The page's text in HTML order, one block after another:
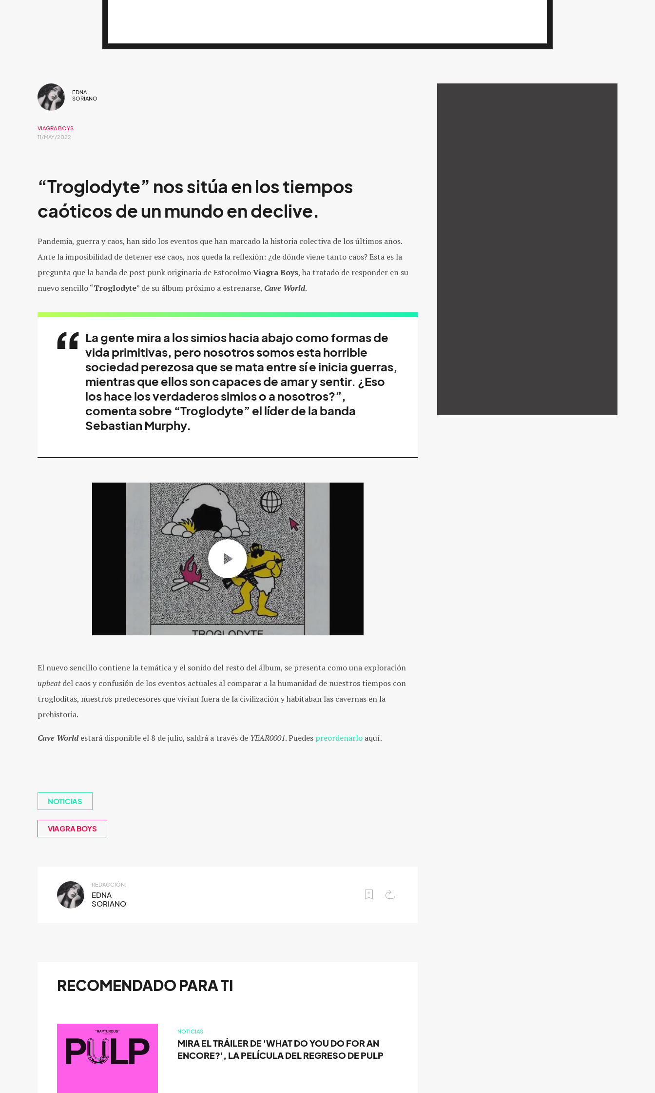
EDNA
SORIANO
VIAGRA BOYS
11/MAY/2022
“Troglodyte” nos sitúa en los tiempos
caóticos de un mundo en declive.
Pandemia, guerra y caos, han sido los eventos que han marcado la historia colectiva de los últimos años.
Ante la imposibilidad de detener ese caos, nos queda la reflexión: ¿de dónde viene tanto caos? Esta es la
pregunta que la banda de post punk originaria de EstocolmoViagra Boys, ha tratado de responder en su
nuevo sencillo “Troglodyte” de su álbum próximo a estrenarse, Cave World.
La gente mira a los simios hacia abajo como formas de
vida primitivas, pero nosotros somos esta horrible
sociedad perezosa que se mata entre sí e inicia guerras,
mientras que ellos son capaces de amar y sentir. ¿Eso
los hace los verdaderos simios o a nosotros?”,
comenta sobre “Troglodyte” el líder de la banda
Sebastian Murphy.
El nuevo sencillo contiene la temática y el sonido del resto del álbum, se presenta como una exploración
upbeatdel caos y confusión de los eventos actuales al comparar a la humanidad de nuestros tiempos con
trogloditas, nuestros predecesores que vivían fuera de la civilización y habitaban las cavernas en la
prehistoria.
Cave World estará disponible el 8 de julio, saldrá a través de YEAR0001. Puedes preordenarlo aquí.
NOTICIAS
VIAGRA BOYS
REDACCIÓN:
EDNA
SORIANO
RECOMENDADO PARA TI
NOTICIAS
MIRA EL TRÁILER DE 'WHAT DO YOU DO FOR AN
ENCORE?', LA PELÍCULA DEL REGRESO DE PULP